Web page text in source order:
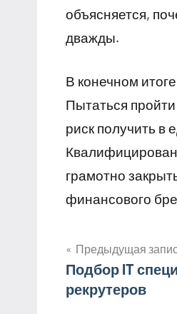
объясняется,
дважды.
В конечном
Пытаться
риск получить в
грамотно
финансового
Навигация
по
Предыдущая
Подбор IT
рекрутеров